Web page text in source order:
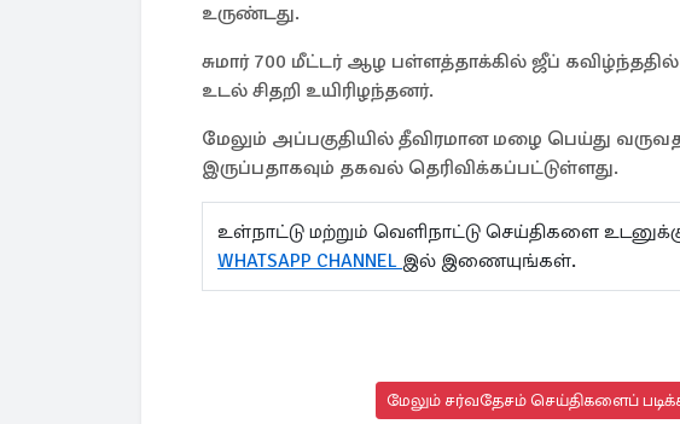
உருண்டது.
சுமார் 700 மீட்டர் ஆழ பள்ளத்தாக்கில் ஜீப்
உடல் சிதறி உயிரிழந்தனர்.
மேலும் அப்பகுதியில் தீவிரமான மழை பெய்து
இருப்பதாகவும் தகவல் தெரிவிக்கப்பட்டுள்ளது.
உள்நாட்டு மற்றும் வெளிநாட்டு செய்திகளை
WHATSAPP CHANNEL இல் இணையுங்கள்.
மேலும் சர்வதேசம் செய்திகளைப்